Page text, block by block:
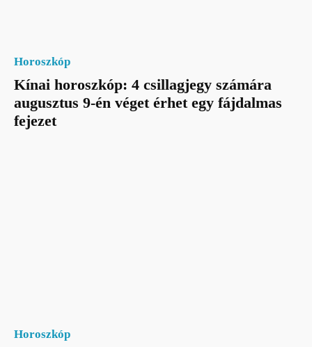
Horoszkóp
Kínai horoszkóp: 4 csillagjegy számára
augusztus 9-én véget érhet egy fájdalmas
fejezet
Horoszkóp